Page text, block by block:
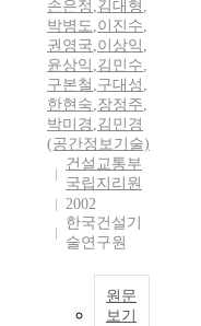
손은정 ,김대형 ,
박병도,이진수,
권영국,이상익 ,
윤상익 ,김민수,
구본철 ,구대성 ,
한현숙,장정주,
박미경 ,김민경
(공간정보기술)
건설교통부
국립지리원
2002
한국건설기
술연구원
원문
보기